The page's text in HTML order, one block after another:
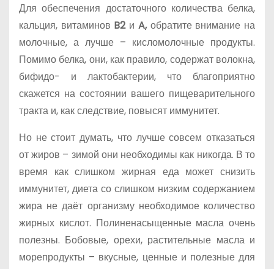
Для обеспечения достаточного количества белка,
кальция, витаминов B2 и A,обратите внимание на
молочные, а лучше – кисломолочные продукты.
Помимо белка, они, как правило, содержат волокна,
бифидо- и лактобактерии, что благоприятно
скажется на состоянии вашего пищеварительного
тракта и, как следствие, повысят иммунитет.
Но не стоит думать, что лучше совсем отказаться
от жиров – зимой они необходимы как никогда. В то
время как слишком жирная еда может снизить
иммунитет, диета со слишком низким содержанием
жира не даёт организму необходимое количество
жирных кислот. Полиненасыщенные масла очень
полезны. Бобовые, орехи, растительные масла и
морепродукты – вкусные, ценные и полезные для